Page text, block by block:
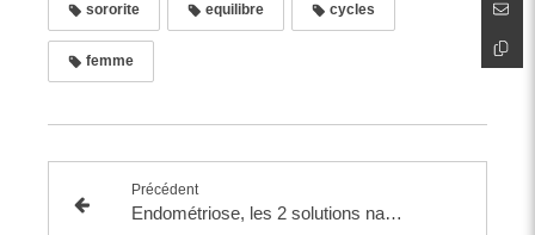
sororite equilibre cycles
femme
Précédent
Endométriose, les 2 solutions naturelles fondamentales